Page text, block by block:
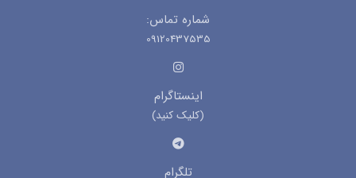
شماره تماس:
09120437535
اینستاگرام
(کلیک کنید)
تلگرام